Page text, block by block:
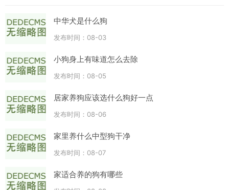
中华犬是什么狗
发布时间：08-03
小狗身上有味道怎么去除
发布时间：08-05
居家养狗应该选什么狗好一点
发布时间：08-06
家里养什么中型狗干净
发布时间：08-07
家适合养的狗有哪些